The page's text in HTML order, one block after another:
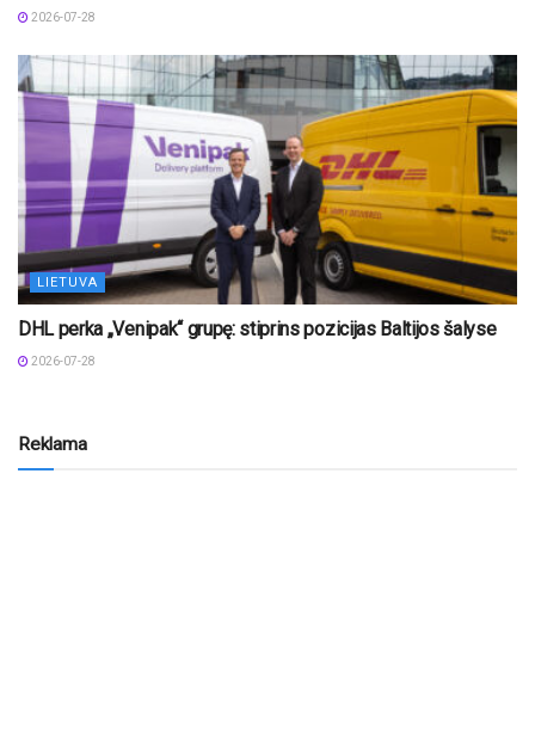
2026-07-28
LIETUVA
DHL perka „Venipak“ grupę: stiprins pozicijas Baltijos šalyse
2026-07-28
Reklama